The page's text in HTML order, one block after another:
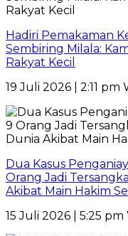
Hadiri Pemakaman
Sembiring Milala:
Rakyat Kecil
19 Juli 2026 | 2:11 pm
Dua Kasus
Orang Jadi
Akibat Main Hakim
15 Juli 2026 | 5:25 pm